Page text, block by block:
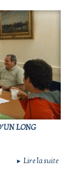
LONG
► Lire la suite